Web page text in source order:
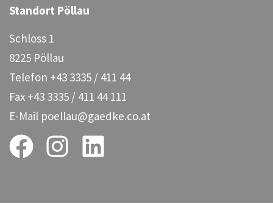
Standort Pöllau
Schloss 1
8225 Pöllau
Telefon +43 3335 / 411 44
Fax +43 3335 / 411 44 111
E-Mail poellau@gaedke.co.at